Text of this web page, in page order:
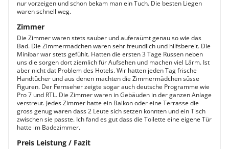
nur vorzeigen und schon bekam man ein Tuch. Die besten Liegen
waren schnell weg.
Zimmer
Die Zimmer waren stets sauber und auferaümt genau so wie das
Bad. Die Zimmermädchen waren sehr freundlich und hilfsbereit. Die
Minibar war stets gefühlt. Hatten die ersten 3 Tage Russen neben
uns die sorgen dort ziemlich für Aufsehen und machen viel Lärm. Ist
aber nicht dat Problem des Hotels. Wir hatten jeden Tag frische
Handtücher und aus denen machten die Zimmermädchen süsse
Figuren. Der Fernseher zeigte sogar auch deutsche Programme wie
Pro 7 und RTL. Die Zimmer waren in Gebäuden in der ganzen Anlage
verstreut. Jedes Zimmer hatte ein Balkon oder eine Terrasse die
gross genug waren dass 2 Leute sich setzen konnten und ein Tisch
zwischen sie passte. Ich fand es gut dass die Toilette eine eigene Tür
hatte im Badezimmer.
Preis Leistung / Fazit